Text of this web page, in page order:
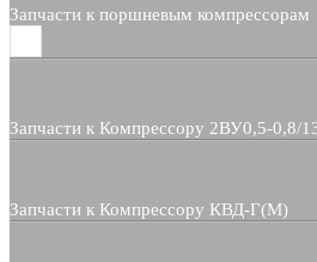
Запчасти к поршневым компрессорам
Запчасти к Компрессору 2ВУ0,5-0,8/
Запчасти к Компрессору КВД-Г(М)